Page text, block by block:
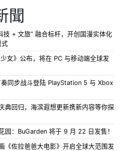
聞
技 + 文旅” 融合标杆，开创国漫实体化
式
女》公布，将在 PC 与移动端全球发
奏同步战斗登陆 PlayStation 5 与 Xbox
典回归，海滨遐想更新携新内容等你探
园：BuGarden 将于 9 月 22 日发售！
《佐拉爸爸大电影》开启全球大范围发